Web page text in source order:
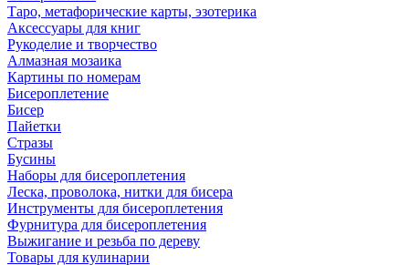
Таро, метафорические карты, эзотерика
Аксессуары для книг
Рукоделие и творчество
Алмазная мозаика
Картины по номерам
Бисероплетение
Бисер
Пайетки
Стразы
Бусины
Наборы для бисероплетения
Леска, проволока, нитки для бисера
Инструменты для бисероплетения
Фурнитура для бисероплетения
Выжигание и резьба по дереву
Товары для кулинарии